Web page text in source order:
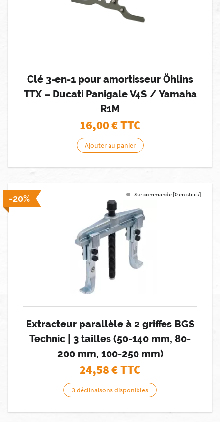
Clé 3-en-1 pour amortisseur Öhlins
TTX – Ducati Panigale V4S / Yamaha
R1M
16,00€ TTC
Ajouter au panier
-20% Sur commande [0 en stock]
Extracteur parallèle à 2 griffes BGS
Technic | 3 tailles (50-140 mm, 80-
200 mm, 100-250 mm)
24,58€ TTC
3 déclinaisons disponibles